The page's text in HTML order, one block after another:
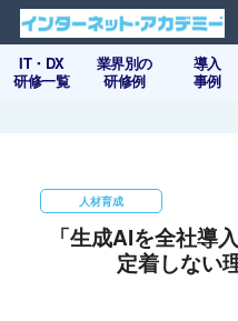
IT・DX
研修一覧
業界別の
研修例
導入
事例
人材育成
「生成AIを全社導
定着しない